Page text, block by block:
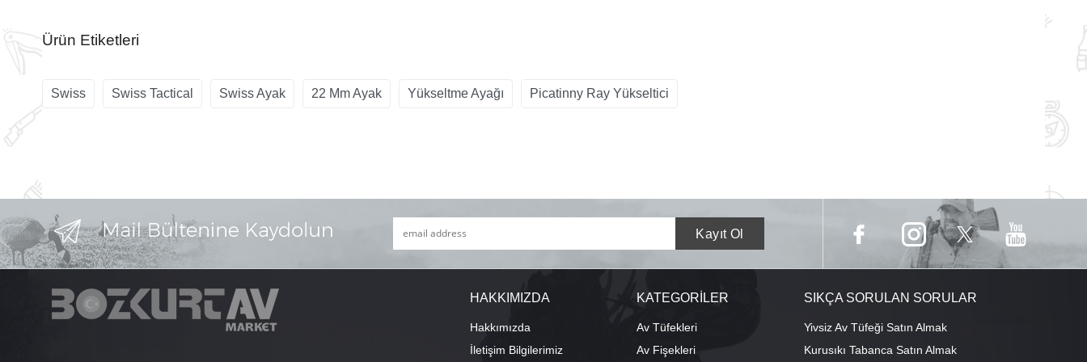
Ürün Etiketleri
Swiss Swiss Tactical Swiss Ayak 22 Mm Ayak Yükseltme Ayağı Picatinny Ray Yükseltici
HAKKIMIZDA
Hakkımızda
İletişim Bilgilerimiz
KATEGORİLER
Av Tüfekleri
Av Fişekleri
SIKÇA SORULAN SORULAR
Yivsiz Av Tüfeği Satın Almak
Kurusıkı Tabanca Satın Almak